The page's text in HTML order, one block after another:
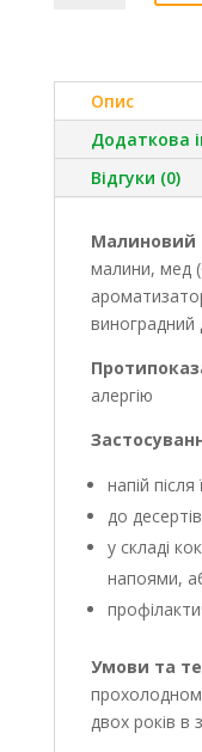
Опис
Додаткова
Відгуки (0)
Малиновий
малини, мед
виноградний
алергію
напій
до десертів
у складі
напоями,
Умови та
двох років в